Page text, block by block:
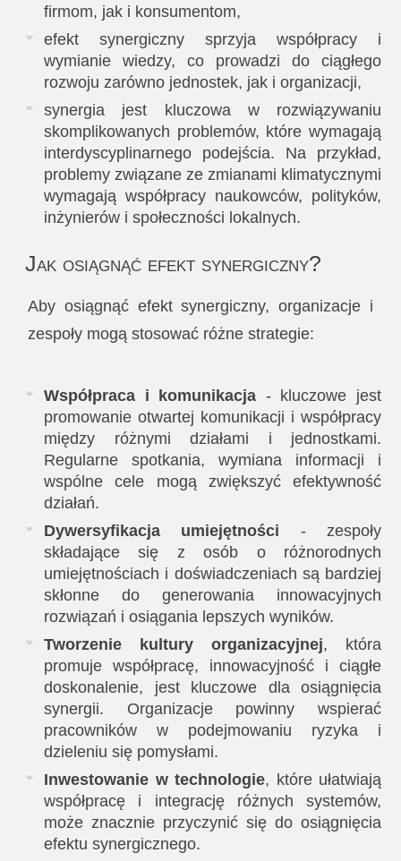
firmom, jak i konsumentom,
efekt synergiczny sprzyja współpracy i
wymianie wiedzy, co prowadzi do ciągłego
rozwoju zarówno jednostek, jak i organizacji,
synergia jest kluczowa w rozwiązywaniu
skomplikowanych problemów, które wymagają
interdyscyplinarnego podejścia. Na przykład,
problemy związane ze zmianami klimatycznymi
wymagają współpracy naukowców, polityków,
inżynierów i społeczności lokalnych.
Jak osiągnąć efekt synergiczny?
Aby osiągnąć efekt synergiczny, organizacje i
zespoły mogą stosować różne strategie:
Współpraca i komunikacja - kluczowe jest
promowanie otwartej komunikacji i współpracy
między różnymi działami i jednostkami.
Regularne spotkania, wymiana informacji i
wspólne cele mogą zwiększyć efektywność
działań.
Dywersyfikacja umiejętności - zespoły
składające się z osób o różnorodnych
umiejętnościach i doświadczeniach są bardziej
skłonne do generowania innowacyjnych
rozwiązań i osiągania lepszych wyników.
Tworzenie kultury organizacyjnej, która
promuje współpracę, innowacyjność i ciągłe
doskonalenie, jest kluczowe dla osiągnięcia
synergii. Organizacje powinny wspierać
pracowników w podejmowaniu ryzyka i
dzieleniu się pomysłami.
Inwestowanie w technologie, które ułatwiają
współpracę i integrację różnych systemów,
może znacznie przyczynić się do osiągnięcia
efektu synergicznego.